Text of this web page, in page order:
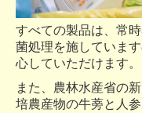
すべての製品は、常
菌処理を施していま
心していただけます。
また、農林水産省の
培農産物の牛蒡と人